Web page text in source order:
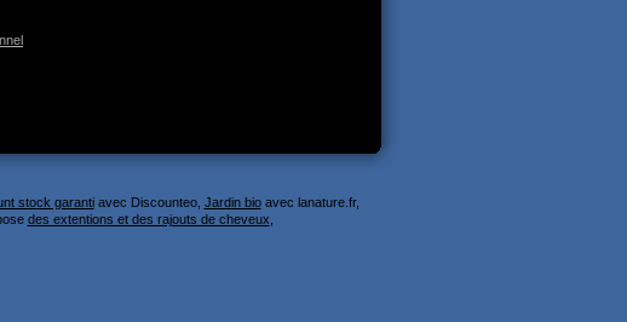
stock garantiavec Discounteo, Jardin bioavec lanature.fr,
des extentions et des rajouts de cheveux